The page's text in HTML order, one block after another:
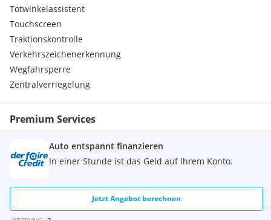
Totwinkelassistent
Touchscreen
Traktionskontrolle
Verkehrszeichenerkennung
Wegfahrsperre
Zentralverriegelung
Premium Services
Auto entspannt finanzieren
In einer Stunde ist das Geld auf Ihrem Konto.
Jetzt Angebot berechnen